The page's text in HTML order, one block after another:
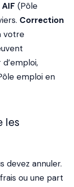
AIF (Pôle
Correction
votre
emploi en
les
devez annuler.
ou une part